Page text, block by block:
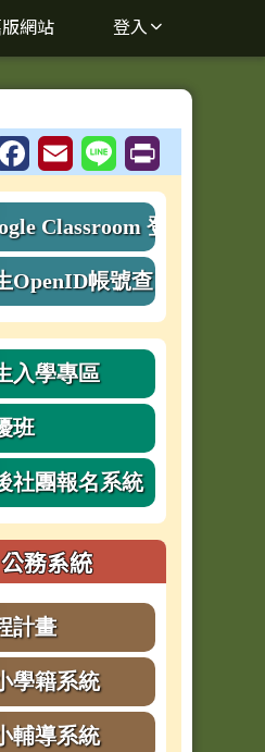
網站 登入
⏸
域內容
Classroom 登
OpenID帳號查
重設密碼
入學專區
班
社團報名系統
公務系統
計畫
學籍系統
輔導系統